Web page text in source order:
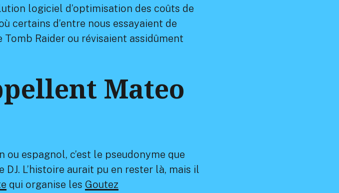
logiciel d’optimisation des coûts de
certains d’entre nous essayaient de
Raider ou révisaient assidûment
Mateo
espagnol, c’est le pseudonyme que
L’histoire aurait pu en rester là, mais il
qui organise les Goutez